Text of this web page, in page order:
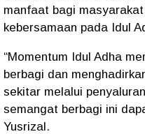
manfaat bagi
kebersamaan pada Idul
“Momentum Idul Adha
berbagi dan
sekitar melalui
semangat berbagi ini
Yusrizal.